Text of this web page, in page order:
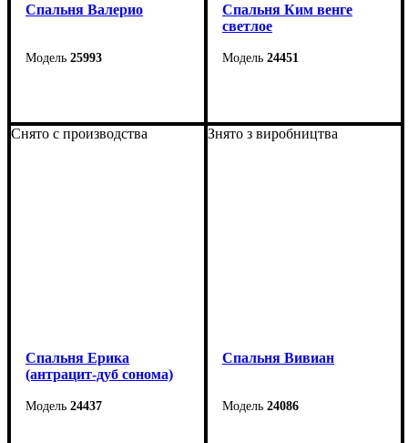
Спальня Валерио
25993
Спальня Ким венге
светлое
24451
Снято с производства
Cпальня Ерика
(антрацит-дуб сонома)
24437
Знято з виробництва
Спальня Вивиан
24086